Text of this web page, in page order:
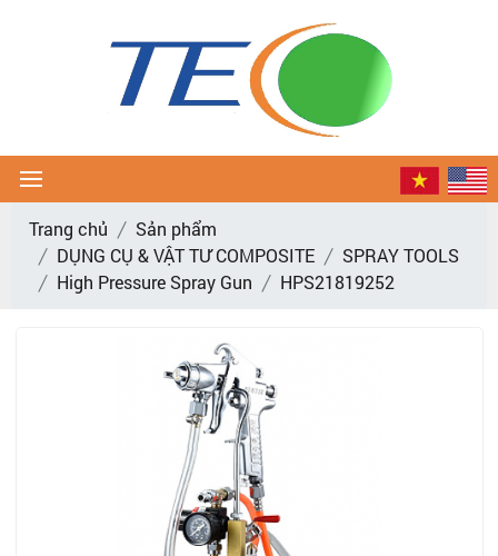
Trang chủ
Sản phẩm
DỤNG CỤ & VẬT TƯ COMPOSITE
SPRAY TOOLS
High Pressure Spray Gun
HPS21819252